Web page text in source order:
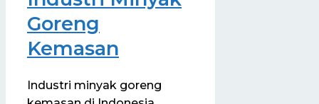
Goreng
Kemasan
Industri minyak goreng